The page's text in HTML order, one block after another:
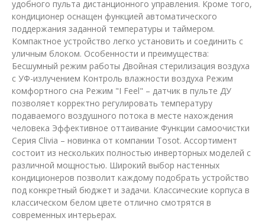
удобного пульта дистанционного управления. Кроме того,
кондиционер оснащен функцией автоматического
поддержания заданной температуры и таймером.
Компактное устройство легко установить и соединить с
уличным блоком. Особенности и преимущества:
Бесшумный режим работы Двойная стерилизация воздуха
с УФ-излучением Контроль влажности воздуха Режим
комфортного сна Режим "I Feel" – датчик в пульте ДУ
позволяет корректно регулировать температуру
подаваемого воздушного потока в месте нахождения
человека Эффективное оттаивание Функции самоочистки
Серия Clivia – новинка от компании Tosot. Ассортимент
состоит из нескольких полностью инверторных моделей с
различной мощностью. Широкий выбор настенных
кондиционеров позволит каждому подобрать устройство
под конкретный бюджет и задачи. Классические корпуса в
классическом белом цвете отлично смотрятся в
современных интерьерах.